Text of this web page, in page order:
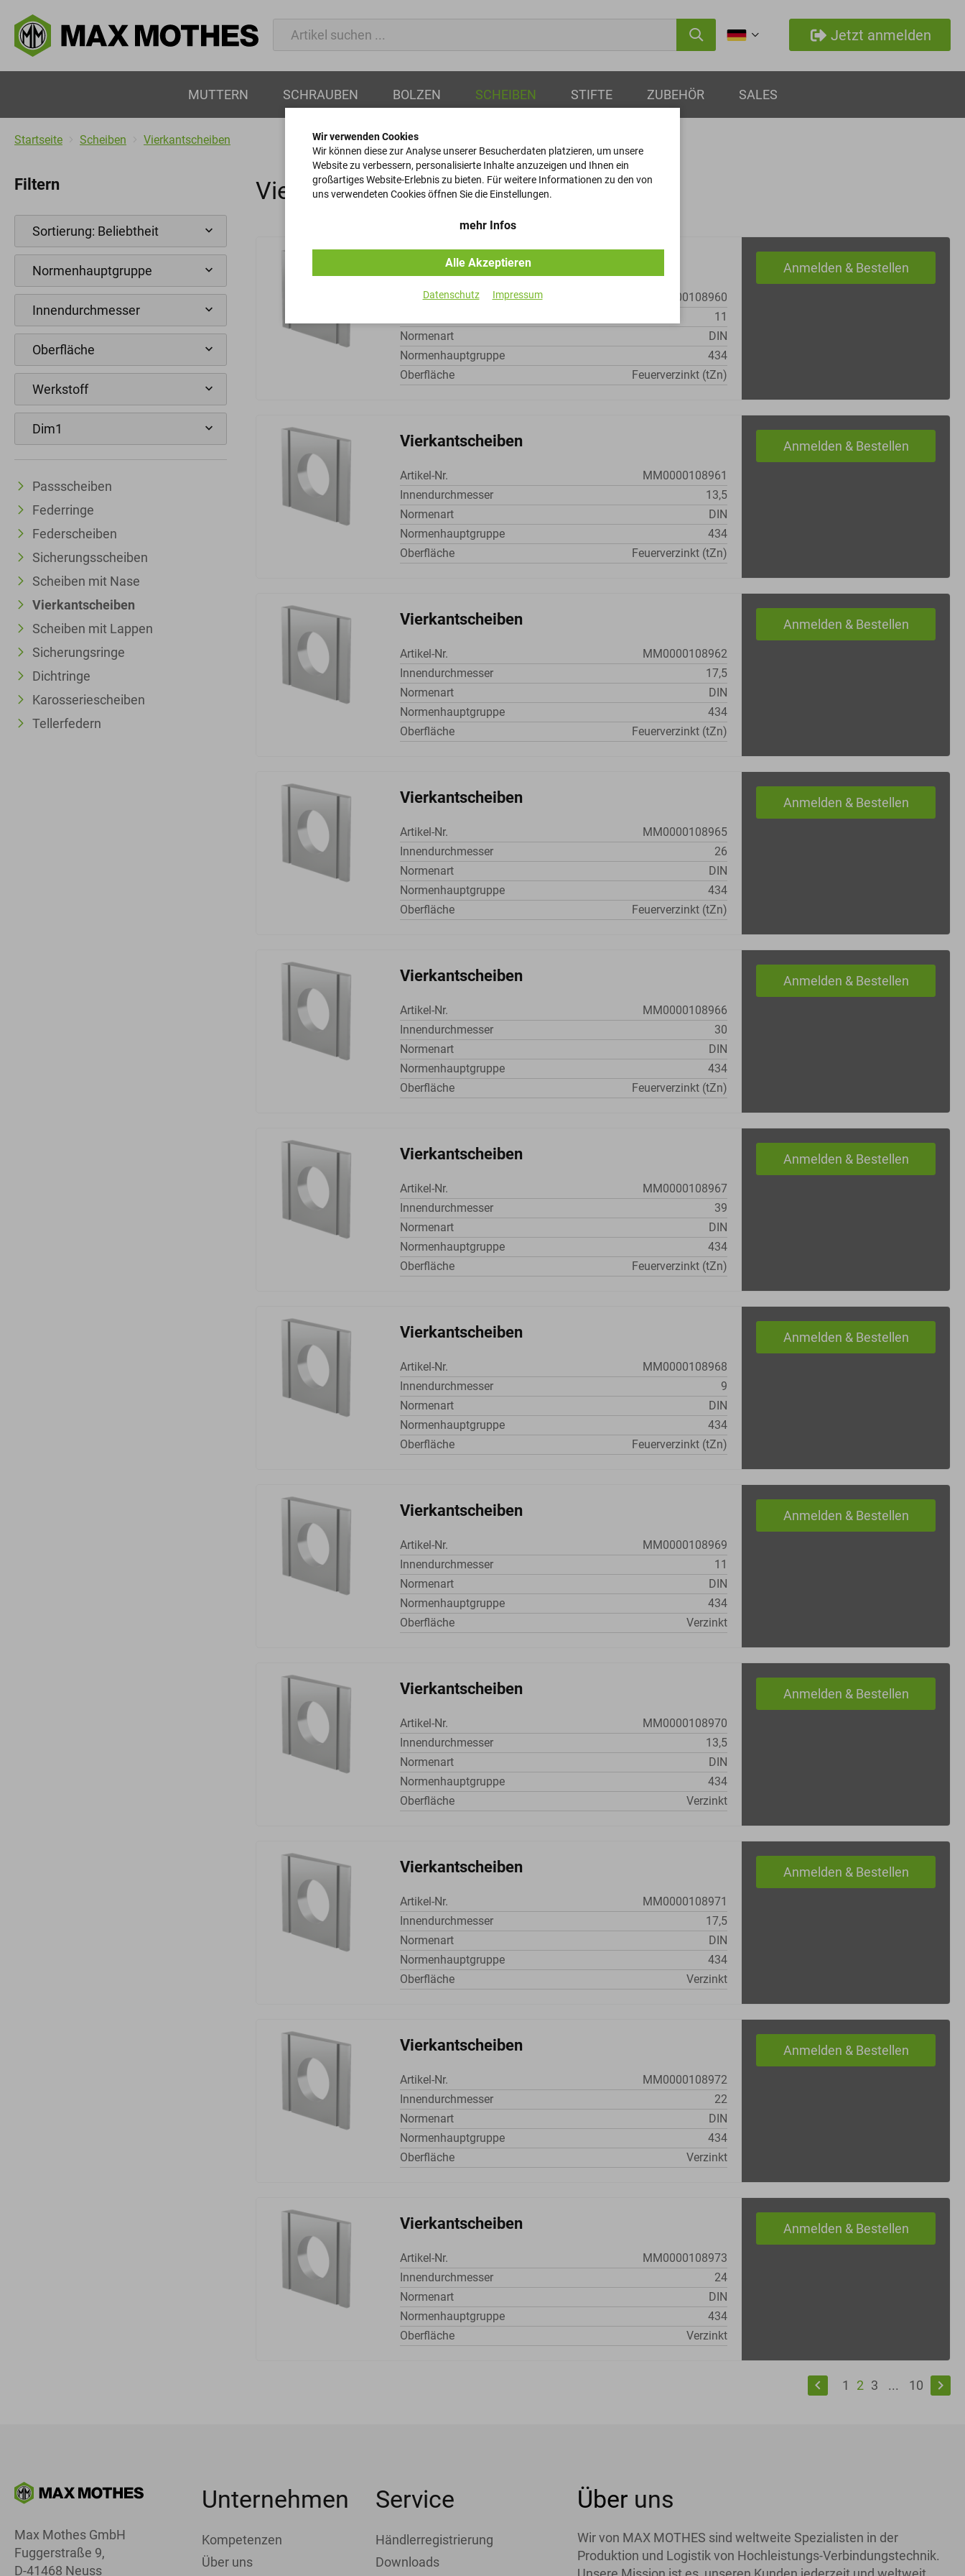
Jetzt anmelden
MUTTERN SCHRAUBEN BOLZEN SCHEIBEN STIFTE ZUBEHÖR SALES
Startseite Scheiben Vierkantscheiben
Filtern
Passscheiben
Federringe
Federscheiben
Sicherungsscheiben
Scheiben mit Nase
Vierkantscheiben
Scheiben mit Lappen
Sicherungsringe
Dichtringe
Karosseriescheiben
Tellerfedern
Vierkantscheiben
Vierkantscheiben
Artikel-Nr.
MM0000108960
11
Normenart
DIN
Normenhauptgruppe
434
Oberfläche
Feuerverzinkt (tZn)
Vierkantscheiben
Artikel-Nr.
MM0000108961
Innendurchmesser
13,5
Normenart
DIN
Normenhauptgruppe
434
Oberfläche
Feuerverzinkt (tZn)
Vierkantscheiben
Artikel-Nr.
MM0000108962
Innendurchmesser
17,5
Normenart
DIN
Normenhauptgruppe
434
Oberfläche
Feuerverzinkt (tZn)
Vierkantscheiben
Artikel-Nr.
MM0000108965
Innendurchmesser
26
Normenart
DIN
Normenhauptgruppe
434
Oberfläche
Feuerverzinkt (tZn)
Vierkantscheiben
Artikel-Nr.
MM0000108966
Innendurchmesser
30
Normenart
DIN
Normenhauptgruppe
434
Oberfläche
Feuerverzinkt (tZn)
Vierkantscheiben
Artikel-Nr.
MM0000108967
Innendurchmesser
39
Normenart
DIN
Normenhauptgruppe
434
Oberfläche
Feuerverzinkt (tZn)
Vierkantscheiben
Artikel-Nr.
MM0000108968
Innendurchmesser
9
Normenart
DIN
Normenhauptgruppe
434
Oberfläche
Feuerverzinkt (tZn)
Vierkantscheiben
Artikel-Nr.
MM0000108969
Innendurchmesser
11
Normenart
DIN
Normenhauptgruppe
434
Oberfläche
Verzinkt
Vierkantscheiben
Artikel-Nr.
MM0000108970
Innendurchmesser
13,5
Normenart
DIN
Normenhauptgruppe
434
Oberfläche
Verzinkt
Vierkantscheiben
Artikel-Nr.
MM0000108971
Innendurchmesser
17,5
Normenart
DIN
Normenhauptgruppe
434
Oberfläche
Verzinkt
Vierkantscheiben
Artikel-Nr.
MM0000108972
Innendurchmesser
22
Normenart
DIN
Normenhauptgruppe
434
Oberfläche
Verzinkt
Vierkantscheiben
Artikel-Nr.
MM0000108973
Innendurchmesser
24
Normenart
DIN
Normenhauptgruppe
434
Oberfläche
Verzinkt
keyboard_arrow_left 1 2 3 ... 10 keyboard_arrow_right
Max Mothes GmbH
Fuggerstraße 9,
D-41468 Neuss
Unternehmen
Kompetenzen
Über uns
Service
Händlerregistrierung
Downloads
Über uns
Wir von MAX MOTHES sind weltweite Spezialisten in der
Produktion und Logistik von Hochleistungs-Verbindungstechnik.
Wir verwenden Cookies
Wir können diese zur Analyse unserer Besucherdaten platzieren, um unsere
Website zu verbessern, personalisierte Inhalte anzuzeigen und Ihnen ein
großartiges Website-Erlebnis zu bieten. Für weitere Informationen zu den von
uns verwendeten Cookies öffnen Sie die Einstellungen.
mehr Infos
Alle Akzeptieren
Datenschutz Impressum